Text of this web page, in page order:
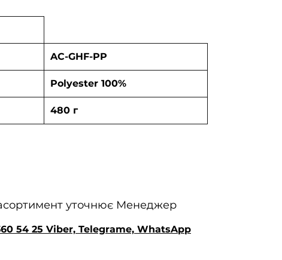
AC-GHF-PP
Polyester 100%
480 г
уточнює Менеджер
54 25 Viber, Telegrame, WhatsApp